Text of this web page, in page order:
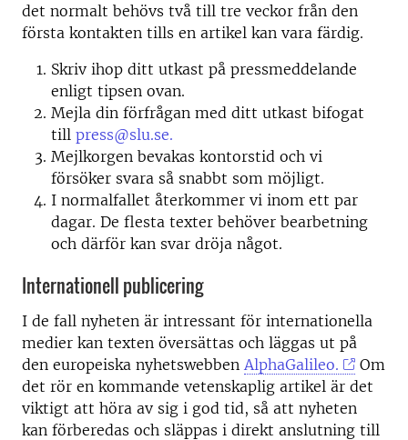
det normalt behövs två till tre veckor från den
första kontakten tills en artikel kan vara färdig.
Skriv ihop ditt utkast på pressmeddelande
enligt tipsen ovan.
Mejla din förfrågan med ditt utkast bifogat
till press@slu.se.
Mejlkorgen bevakas kontorstid och vi
försöker svara så snabbt som möjligt.
I normalfallet återkommer vi inom ett par
dagar. De flesta texter behöver bearbetning
och därför kan svar dröja något.
Internationell publicering
I de fall nyheten är intressant för internationella
medier kan texten översättas och läggas ut på
den europeiska nyhetswebben AlphaGalileo.
Om
det rör en kommande vetenskaplig artikel är det
viktigt att höra av sig i god tid, så att nyheten
kan förberedas och släppas i direkt anslutning till